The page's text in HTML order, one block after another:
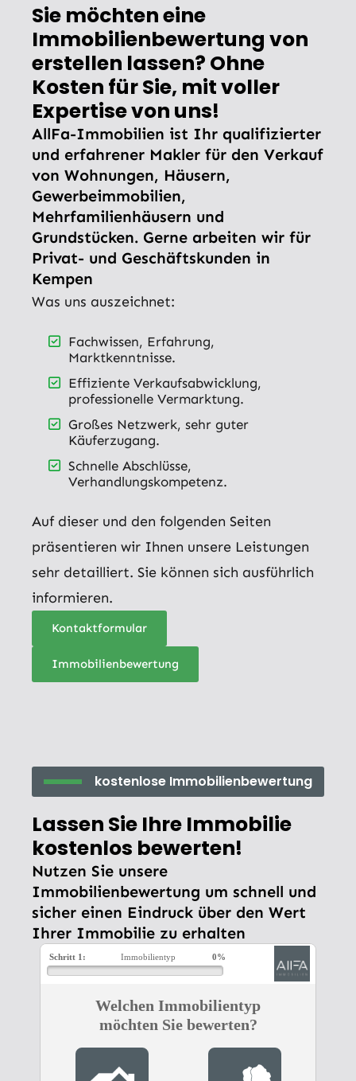
Sie möchten eine
Immobilienbewertung von
erstellen lassen? Ohne
Kosten für Sie, mit voller
Expertise von uns!
AllFa-Immobilien ist Ihr qualifizierter
und erfahrener Makler für den Verkauf
von Wohnungen, Häusern,
Gewerbeimmobilien,
Mehrfamilienhäusern und
Grundstücken. Gerne arbeiten wir für
Privat- und Geschäftskunden in
Kempen
Was uns auszeichnet:
Fachwissen, Erfahrung,
Marktkenntnisse.
Effiziente Verkaufsabwicklung,
professionelle Vermarktung.
Großes Netzwerk, sehr guter
Käuferzugang.
Schnelle Abschlüsse,
Verhandlungskompetenz.
Auf dieser und den folgenden Seiten
präsentieren wir Ihnen unsere Leistungen
sehr detailliert. Sie können sich ausführlich
informieren.
Kontaktformular
Immobilienbewertung
kostenlose Immobilienbewertung
Lassen Sie Ihre Immobilie
kostenlos bewerten!
Nutzen Sie unsere
Immobilienbewertung um schnell und
sicher einen Eindruck über den Wert
Ihrer Immobilie zu erhalten